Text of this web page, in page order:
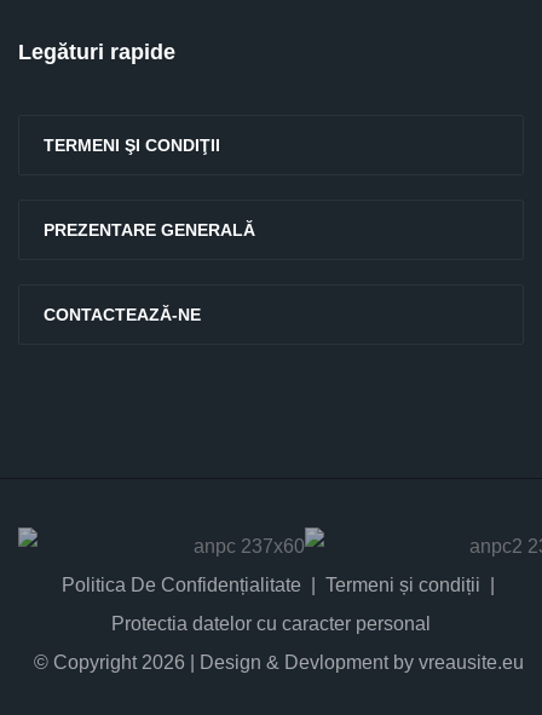
Legături rapide
TERMENI ŞI CONDIŢII
PREZENTARE GENERALĂ
CONTACTEAZĂ-NE
Politica De Confidențialitate
Termeni și condiții
Protectia datelor cu caracter personal
© Copyright 2026 | Design & Devlopment by vreausite.eu